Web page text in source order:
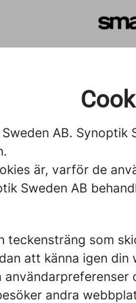
AB.
är, varför de
Sweden AB
teckensträng som
att känna igen
andra